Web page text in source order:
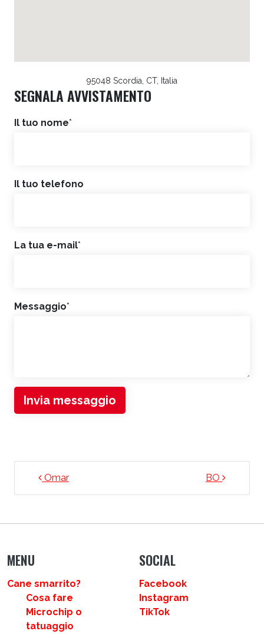
95048 Scordia, CT, Italia
SEGNALA AVVISTAMENTO
Il tuo nome*
Il tuo telefono
La tua e-mail*
Messaggio*
Invia messaggio
NAVIGAZIONE ARTICOLI
Omar BO
MENU
Cane smarrito?
Cosa fare
Microchip o
tatuaggio
SOCIAL
Facebook
Instagram
TikTok